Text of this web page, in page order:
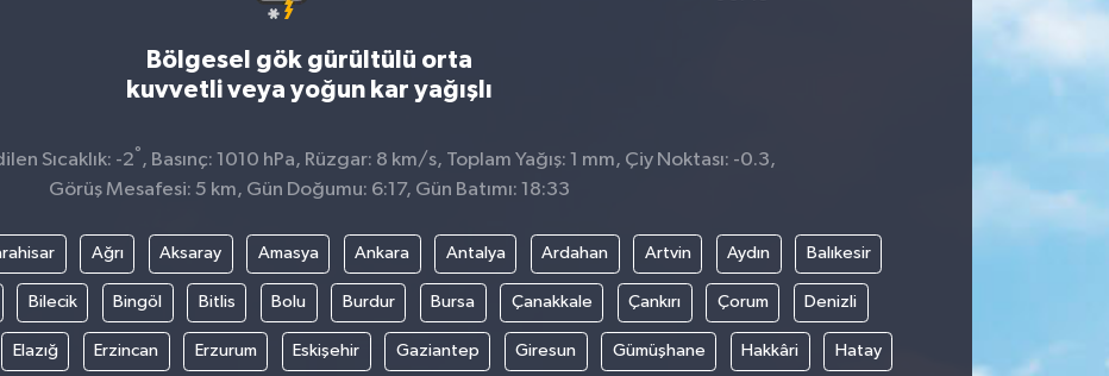
Bölgesel gök gürültülü orta
kuvvetli veya yoğun kar yağışlı
Sıcaklık: -2° , Basınç: 1010 hPa, Rüzgar: 8 km/s, Toplam Yağış: 1 mm, Çiy Noktası: -0.3,
Görüş Mesafesi: 5 km, Gün Doğumu: 6:17, Gün Batımı: 18:33
Ağrı Aksaray Amasya Ankara Antalya Ardahan Artvin Aydın Balıkesir
Bilecik Bingöl Bitlis Bolu Burdur Bursa Çanakkale Çankırı Çorum Denizli
Elazığ Erzincan Erzurum Eskişehir Gaziantep Giresun Gümüşhane Hakkâri Hatay